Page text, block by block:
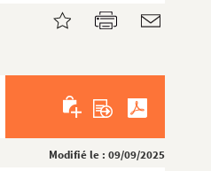
Modifié le : 09/09/2025